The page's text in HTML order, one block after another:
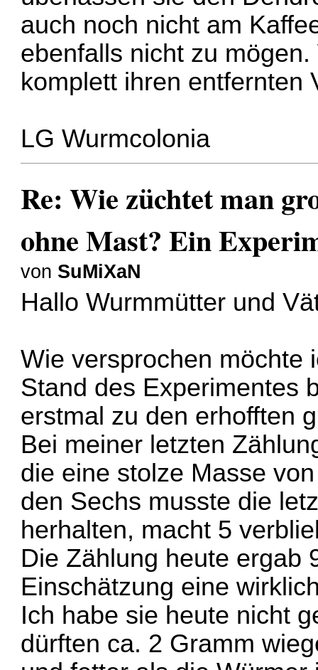
auch noch nicht am
ebenfalls nicht zu
komplett ihren entfernten
LG Wurmcolonia
Re: Wie züchtet man
ohne Mast? Ein
von SuMiXaN
Hallo Wurmmütter und
Wie versprochen möchte
Stand des Experimentes
erstmal zu den erhofften
Bei meiner letzten
die eine stolze Masse
den Sechs musste die
herhalten, macht 5
Die Zählung heute ergab
Einschätzung eine
Ich habe sie heute nicht
dürften ca. 2 Gramm